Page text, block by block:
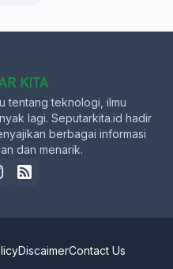
tentang teknologi, ilmu
lagi. Seputarkita.id hadir
berbagai informasi
dan menarik.
DiscaimerContact Us